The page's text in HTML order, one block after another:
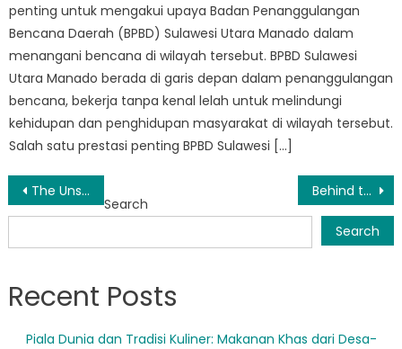
penting untuk mengakui upaya Badan Penanggulangan
Bencana Daerah (BPBD) Sulawesi Utara Manado dalam
menangani bencana di wilayah tersebut. BPBD Sulawesi
Utara Manado berada di garis depan dalam penanggulangan
bencana, bekerja tanpa kenal lelah untuk melindungi
kehidupan dan penghidupan masyarakat di wilayah tersebut.
Salah satu prestasi penting BPBD Sulawesi […]
Post
navigation
The Unsung Heroes of BPBD Tuminting Behind the Scene: Sehari dalam Kehidupan BPBD Bunaken Kepulauan
Search
Search
Recent Posts
Piala Dunia dan Tradisi Kuliner: Makanan Khas dari Desa-